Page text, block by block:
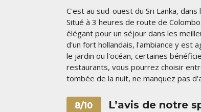
C'est au sud-ouest du Sri Lanka,
Situé à 3 heures de route de
élégant pour un séjour dans les
d'un fort hollandais, l'ambiance y est
le jardin ou l'océan, certaines
restaurants, vous pourrez choisir
tombée de la nuit, ne manquez pas
8/10 L’avis de notre